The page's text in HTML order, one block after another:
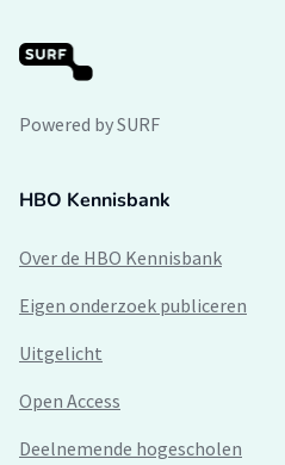
Powered by SURF
HBO Kennisbank
Over de HBO Kennisbank
Eigen onderzoek publiceren
Uitgelicht
Open Access
Deelnemende hogescholen